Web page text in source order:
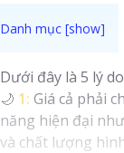
Dưới đây là 5 lý
🌙 1: Giá cả phải
năng hiện đại
và chất lượng